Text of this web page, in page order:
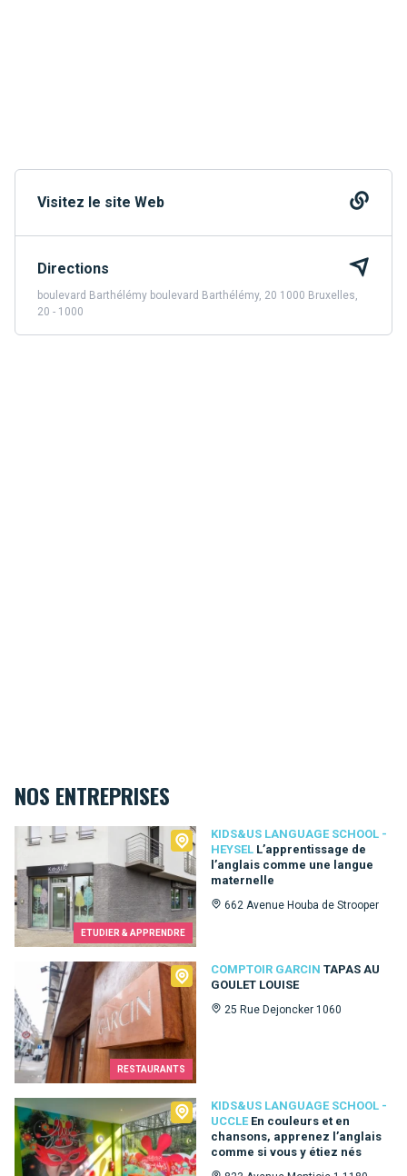
Visitez le site Web
Directions
boulevard Barthélémy boulevard Barthélémy, 20 1000 Bruxelles,
20 - 1000
NOS ENTREPRISES
ETUDIER & APPRENDRE
KIDS&US LANGUAGE SCHOOL -
HEYSEL L’apprentissage de
l’anglais comme une langue
maternelle
662 Avenue Houba de Strooper
Kids&Us language school - Heysel
RESTAURANTS
COMPTOIR GARCIN TAPAS AU
GOULET LOUISE
25 Rue Dejoncker 1060
Comptoir Garcin
KIDS&US LANGUAGE SCHOOL -
UCCLE En couleurs et en
chansons, apprenez l’anglais
comme si vous y étiez nés
Kids&Us language school - Uccle